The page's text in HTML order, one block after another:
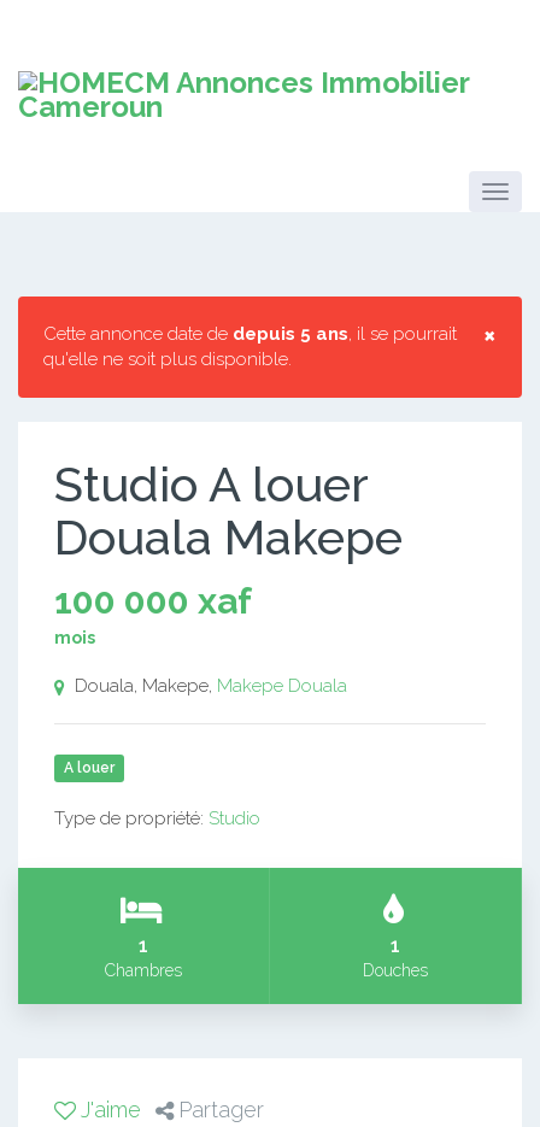
×
Cette annonce date de depuis 5 ans, il se pourrait
qu'elle ne soit plus disponible.
Studio A louer
Douala Makepe
100 000 xaf
mois
Douala, Makepe, Makepe Douala
A louer
Type de propriété: Studio
1
Chambres
1
Douches
J'aime Partager